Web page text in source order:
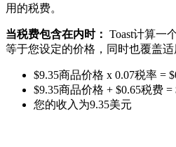
用的税费。
当税费包含在内时： Toast计算一
等于您设定的价格，同时也覆盖适
$9.35商品价格 x 0.07税率 =
$9.35商品价格 + $0.65税费
您的收入为9.35美元